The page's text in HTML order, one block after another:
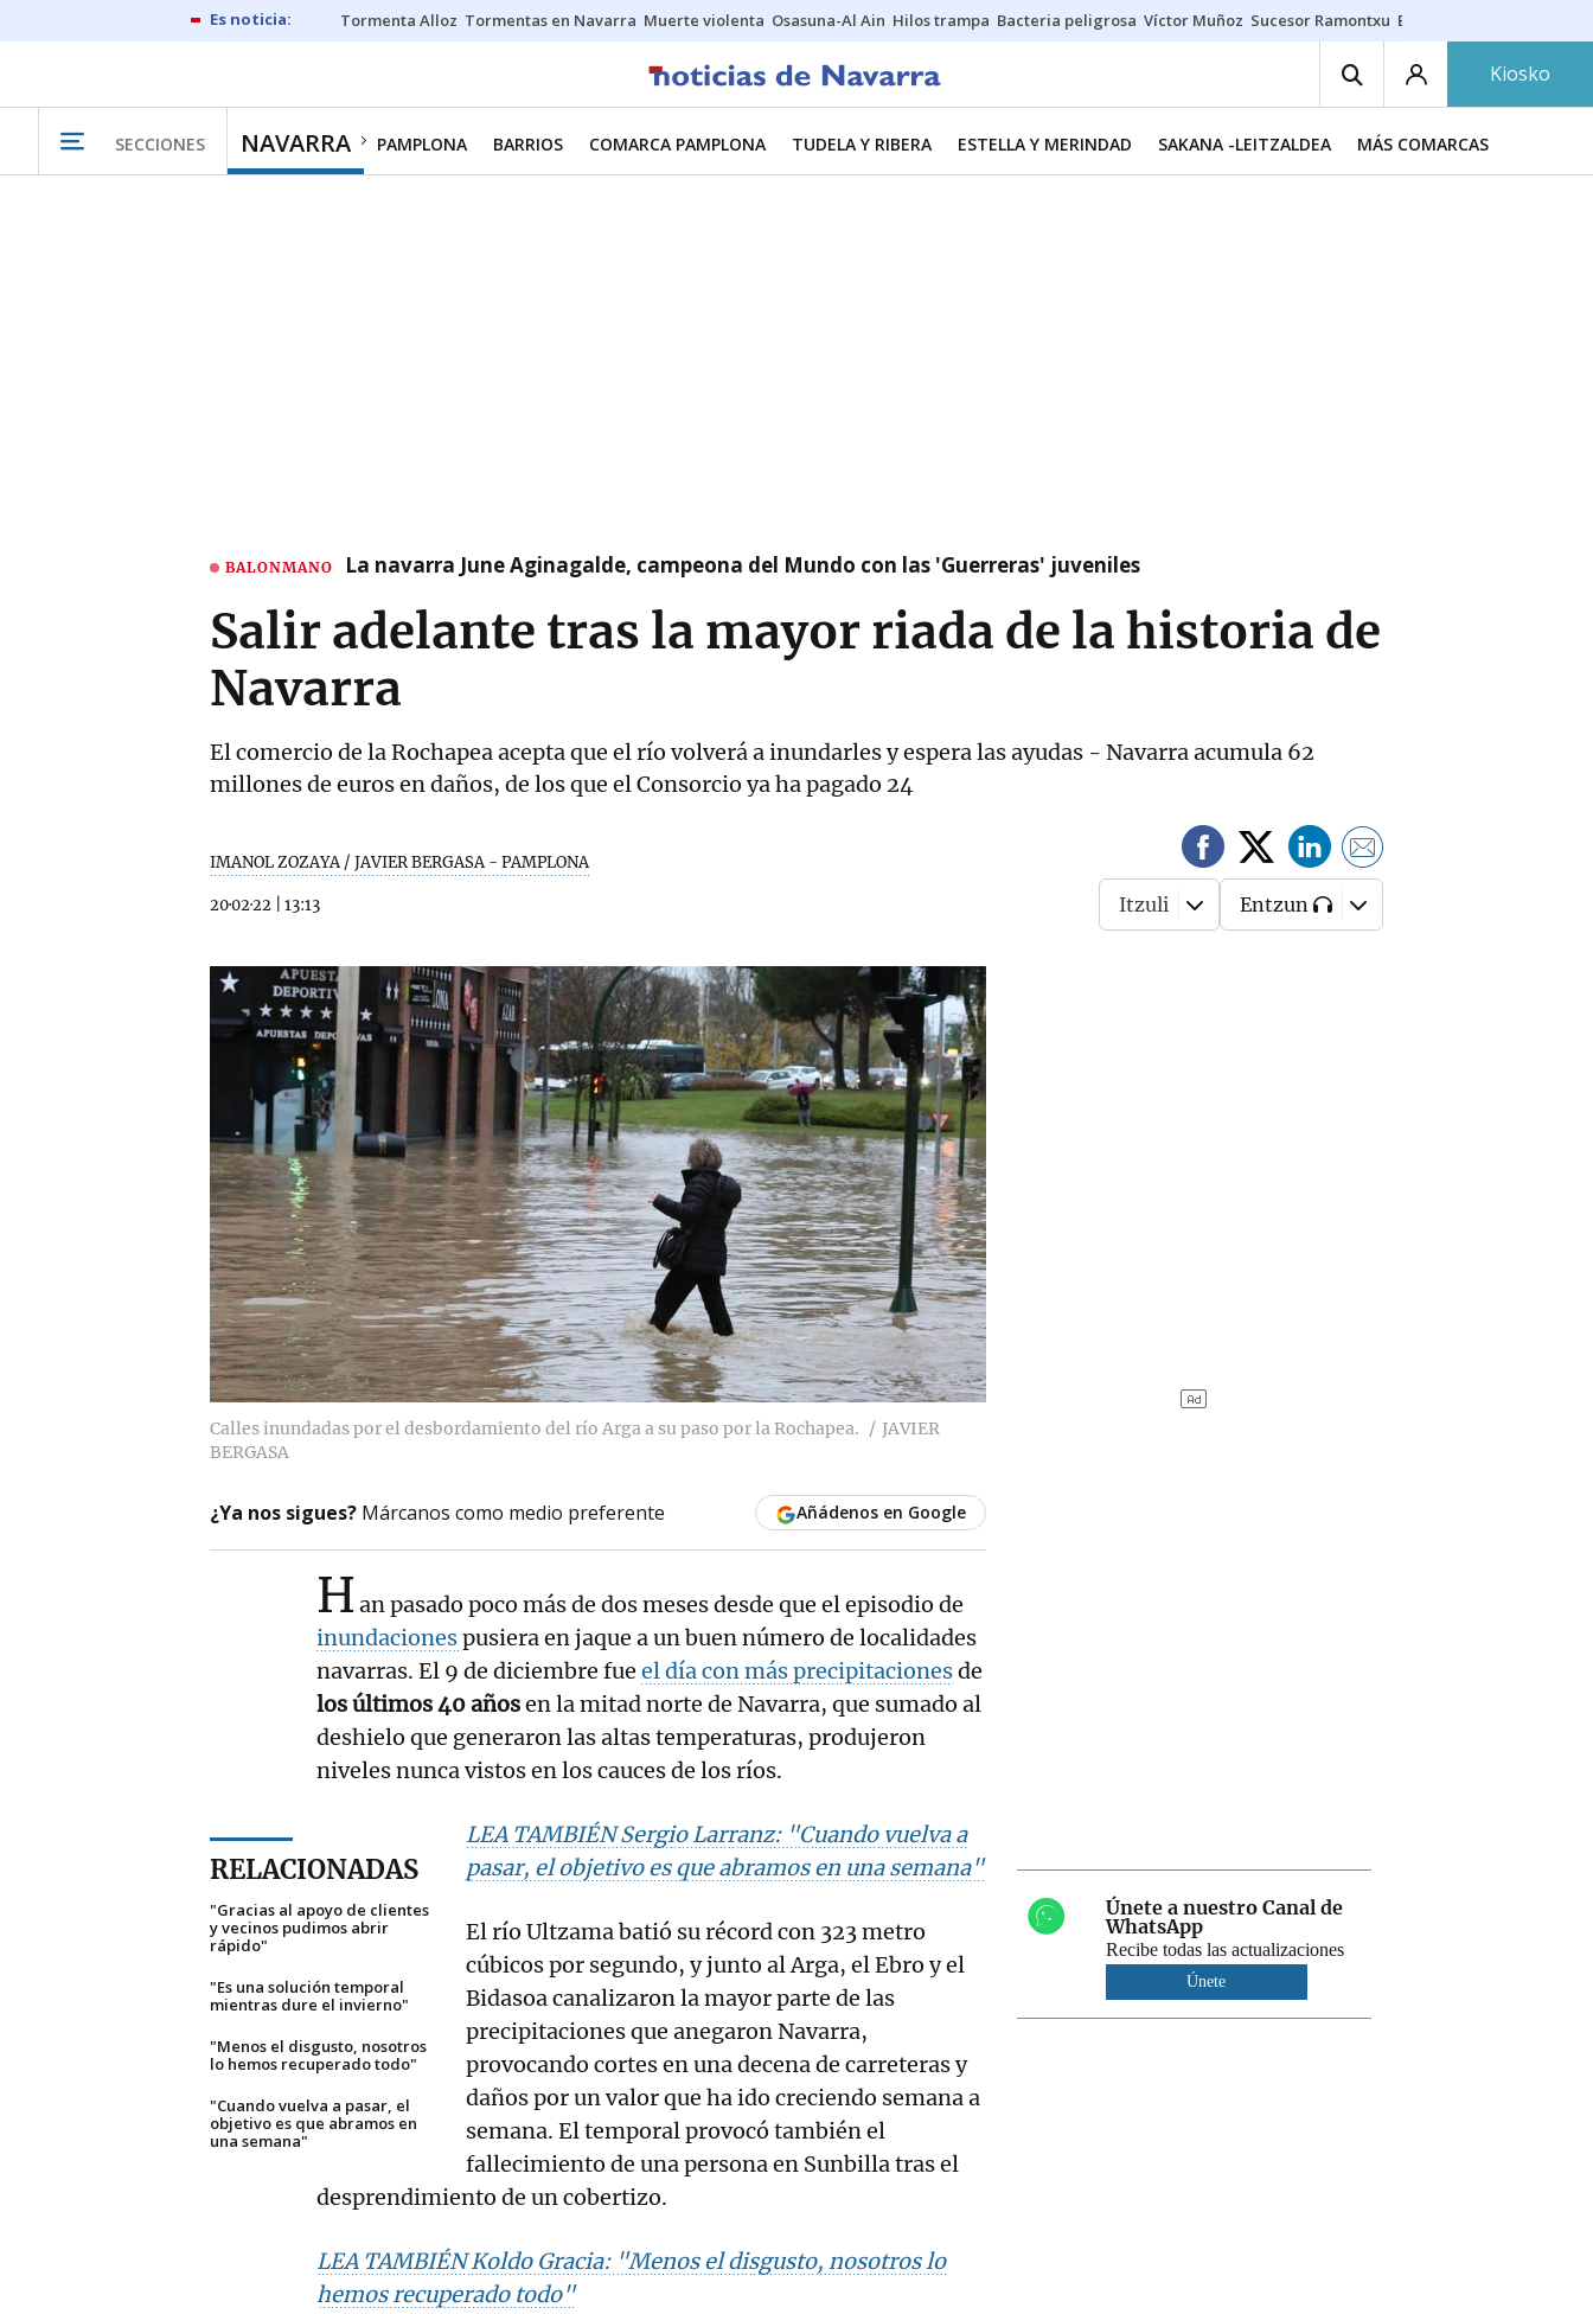
Tormenta Alloz Tormentas en Navarra Muerte violenta Osasuna-Al Ain Hilos trampa Bacteria peligrosa Víctor Muñoz Sucesor Ramontxu Eclipse solar en Navarra
Kiosko
SECCIONES NAVARRA PAMPLONA BARRIOS COMARCA PAMPLONA TUDELA Y RIBERA ESTELLA Y MERINDAD SAKANA -LEITZALDEA MÁS COMARCAS
BALONMANO La navarra June Aginagalde, campeona del Mundo con las 'Guerreras' juveniles
Salir adelante tras la mayor riada de la historia de
Navarra
El comercio de la Rochapea acepta que el río volverá a inundarles y espera las ayudas - Navarra acumula 62
millones de euros en daños, de los que el Consorcio ya ha pagado 24
IMANOL ZOZAYA / JAVIER BERGASA - PAMPLONA
20·02·22 13:13 Itzuli Entzun
Calles inundadas por el desbordamiento del río Arga a su paso por la Rochapea.
JAVIER
BERGASA
¿Ya nos sigues? Márcanos como medio preferente Añádenos en Google
H an pasado poco más de dos meses desde que el episodio de
inundacionespusiera en jaque a un buen número de localidades
navarras. El 9 de diciembre fue el día con más precipitacionesde
los últimos 40 añosen la mitad norte de Navarra, que sumado al
deshielo que generaron las altas temperaturas, produjeron
niveles nunca vistos en los cauces de los ríos.
RELACIONADAS
"Gracias al apoyo de clientes
y vecinos pudimos abrir
rápido"
"Es una solución temporal
mientras dure el invierno"
"Menos el disgusto, nosotros
lo hemos recuperado todo"
"Cuando vuelva a pasar, el
objetivo es que abramos en
una semana"
LEA TAMBIÉN Sergio Larranz: "Cuando vuelva a
pasar, el objetivo es que abramos en una semana"
El río Ultzama batió su récord con 323 metro
cúbicos por segundo, y junto al Arga, el Ebro y el
Bidasoa canalizaron la mayor parte de las
precipitaciones que anegaron Navarra,
provocando cortes en una decena de carreteras y
daños por un valor que ha ido creciendo semana a
semana. El temporal provocó también el
fallecimiento de una persona en Sunbilla tras el
desprendimiento de un cobertizo.
LEA TAMBIÉN Koldo Gracia: "Menos el disgusto, nosotros lo
hemos recuperado todo"
Únete a nuestro Canal de
WhatsApp
Recibe todas las actualizaciones
Únete